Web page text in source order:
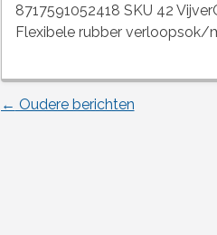
8717591052418 SKU 42
Flexibele rubber verloopsok/
Berichtnavigatie
← Oudere berichten